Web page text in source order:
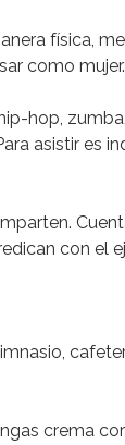
física,
como mujer.
hop,
asistir es
con el
crema